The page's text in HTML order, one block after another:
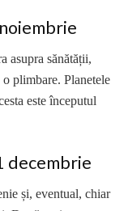
asupra sănătății,
plimbare. Planetele
este începutul
decembrie
și, eventual, chiar